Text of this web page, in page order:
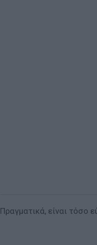
Πραγματικά, είναι τόσο